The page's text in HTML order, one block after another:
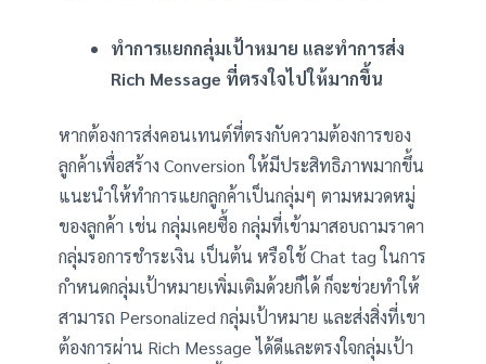
ทำการแยกกลุ่มเป้าหมาย และทำการส่ง
Rich Message ที่ตรงใจไปให้มากขึ้น
หากต้องการส่งคอนเทนต์ที่ตรงกับความต้องการของ
ลูกค้าเพื่อสร้าง Conversion ให้มีประสิทธิภาพมากขึ้น
แนะนำให้ทำการแยกลูกค้าเป็นกลุ่มๆ ตามหมวดหมู่
ของลูกค้า เช่น กลุ่มเคยซื้อ กลุ่มที่เข้ามาสอบถามราคา
กลุ่มรอการชำระเงิน เป็นต้น หรือใช้ Chat tag ในการ
กำหนดกลุ่มเป้าหมายเพิ่มเติมด้วยก็ได้ ก็จะช่วยทำให้
สามารถ Personalized กลุ่มเป้าหมาย และส่งสิ่งที่เขา
ต้องการผ่าน Rich Message ได้ดีและตรงใจกลุ่มเป้า